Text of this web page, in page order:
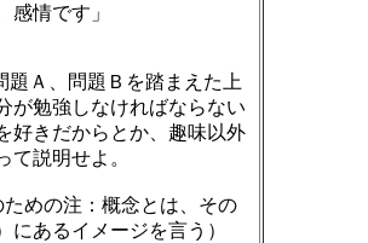
感情です」
題Ａ、問題Ｂを踏まえた上
が勉強しなければならない
好きだからとか、趣味以外
て説明せよ。
めの注：概念とは、その
にあるイメージを言う）